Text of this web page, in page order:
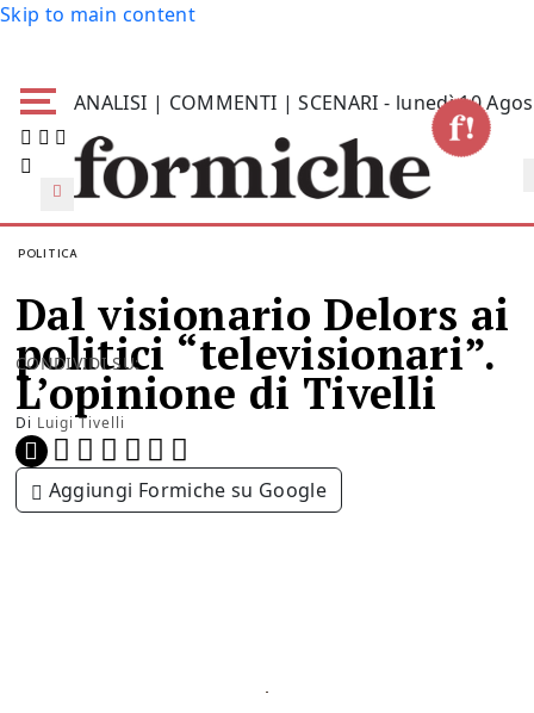
Skip to main content
ANALISI | COMMENTI | SCENARI - lunedì 10
POLITICA
Dal visionario Delors ai
politici “televisionari”.
L’opinione di Tivelli
Di Luigi Tivelli
CONDIVIDI SU:
Aggiungi Formiche su Google